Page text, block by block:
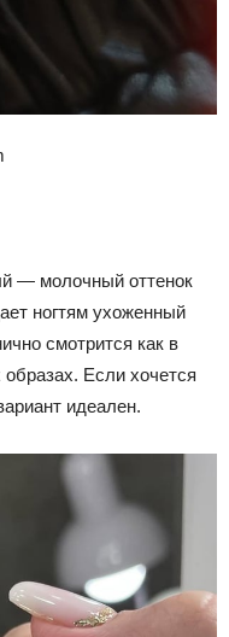
— молочный оттенок
ногтям ухоженный
смотрится как в
Если хочется
идеален.